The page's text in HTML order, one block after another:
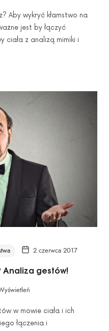
Aby wykryć kłamstwo na
jest by łączyć
ciała z analizą mimiki i
2 czerwca 2017
Analiza gestów!
w mowie ciała i ich
łączenia i